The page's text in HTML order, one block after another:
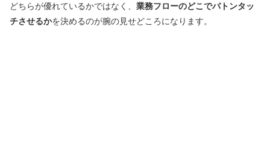
どちらが優れているかではなく、 業務フローのどこでバトンタッ
チさせるかを決めるのが腕の見せどころになります。